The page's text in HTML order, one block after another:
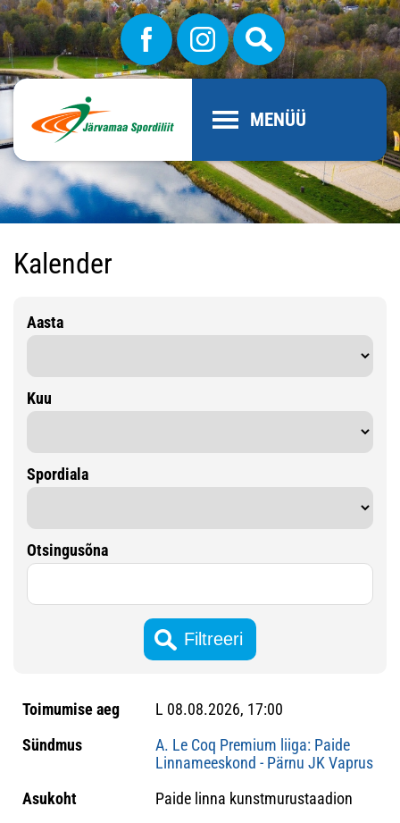
MENÜÜ
Kalender
Aasta
Kuu
Spordiala
Otsingusõna
L 08.08.2026, 17:00
A. Le Coq Premium liiga: Paide
Linnameeskond - Pärnu JK Vaprus
Paide linna kunstmurustaadion